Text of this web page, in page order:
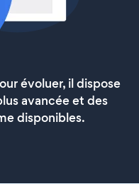
évoluer, il dispose
avancée et des
disponibles.